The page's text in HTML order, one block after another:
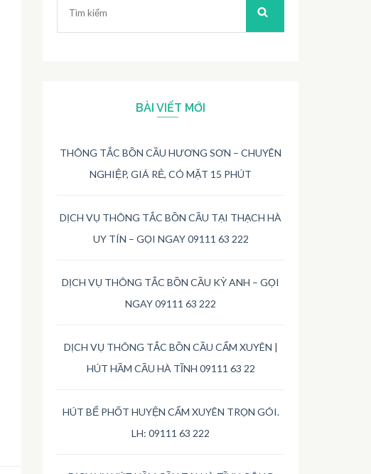
BÀI VIẾT MỚI
THÔNG TẮC BỒN CẦU HƯƠNG SƠN – CHUYÊN
NGHIỆP, GIÁ RẺ, CÓ MẶT 15 PHÚT
DỊCH VỤ THÔNG TẮC BỒN CẦU TẠI THẠCH HÀ
UY TÍN – GỌI NGAY 09111 63 222
DỊCH VỤ THÔNG TẮC BỒN CẦU KỲ ANH – GỌI
NGAY 09111 63 222
DỊCH VỤ THÔNG TẮC BỒN CẦU CẨM XUYÊN |
HÚT HẦM CẦU HÀ TĨNH 09111 63 22
HÚT BỂ PHỐT HUYỆN CẨM XUYÊN TRỌN GÓI.
LH: 09111 63 222